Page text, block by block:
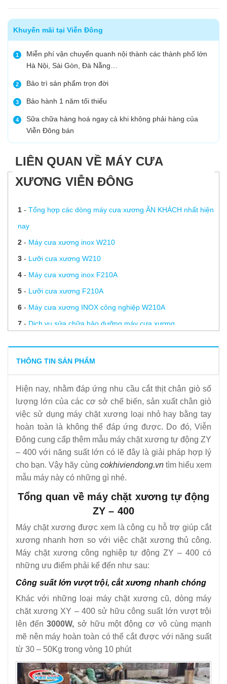
Khuyến mãi tại Viễn Đông
1
Miễn phí vận chuyển quanh nội thành các thành phố lớn
Hà Nội, Sài Gòn, Đà Nẵng…
2 Bảo trì sản phẩm trọn đời
3 Bảo hành 1 năm tối thiểu
4
Sữa chữa hàng hoá ngay cả khi không phải hàng của
Viễn Đông bán
LIÊN QUAN VỀ MÁY CƯA
XƯƠNG VIỄN ĐÔNG
1- Tổng hợp các dòng máy cưa xương ĂN KHÁCH nhất hiện
nay
2- Máy cưa xương inox W210
3- Lưỡi cưa xương W210
4- Máy cưa xương inox F210A
5- Lưỡi cưa xương F210A
6- Máy cưa xương INOX công nghiệp W210A
7- Dịch vụ sửa chữa bảo dưỡng máy cưa xương
của bạn
đông lạnh
10-Lời khuyên của chuyên gia để đảm bảo an toàn khi
dùng máy cưa xương
11-Đơn vị cung cấp lưỡi cưa xương chất lượng, uy tín hàng
đầu
12-Đầu tư máy cưa xương giá rẻ liệu có phải lựa chọn tốt
14-Máy cưa xương HD 130
Máy cưa xương nhôm J310
17- Máy cưa xương lật SJY F120A
18-Máy cưa xương SJY W120
19-Máy cưa xương công nghiệp JG-310
20-Máy chặt xương tự động ZY – 400
THÔNG TIN SẢN PHẨM
Hiện nay, nhằm đáp ứng nhu cầu cắt thịt chân giò số
lượng lớn của các cơ sở chế biến, sản xuất chân giò
việc sử dụng máy chặt xương loại nhỏ hay bằng tay
hoàn toàn là không thể đáp ứng được. Do đó, Viễn
Đông cung cấp thêm mẫu máy chặt xương tự động ZY
– 400 với năng suất lớn có lẽ đây là giải pháp hợp lý
cho bạn. Vậy hãy cùng cokhiviendong.vn tìm hiểu xem
mẫu máy này có những gì nhé.
Tổng quan về máy chặt xương tự động
ZY – 400
Máy chặt xương được xem là công cụ hỗ trợ giúp cắt
xương nhanh hơn so với việc chặt xương thủ công.
Máy chặt xương công nghiệp tự động ZY – 400 có
những ưu điểm phải kể đến như sau:
Công suất lớn vượt trội, cắt xương nhanh chóng
Khác với những loại máy chặt xương cũ, dòng máy
chặt xương XY – 400 sử hữu công suất lớn vượt trội
lên đến3000W, sở hữu một động cơ vô cùng mạnh
mẽ nên máy hoàn toàn có thể cắt được với năng suất
từ 30 – 50Kg trong vòng 10 phút